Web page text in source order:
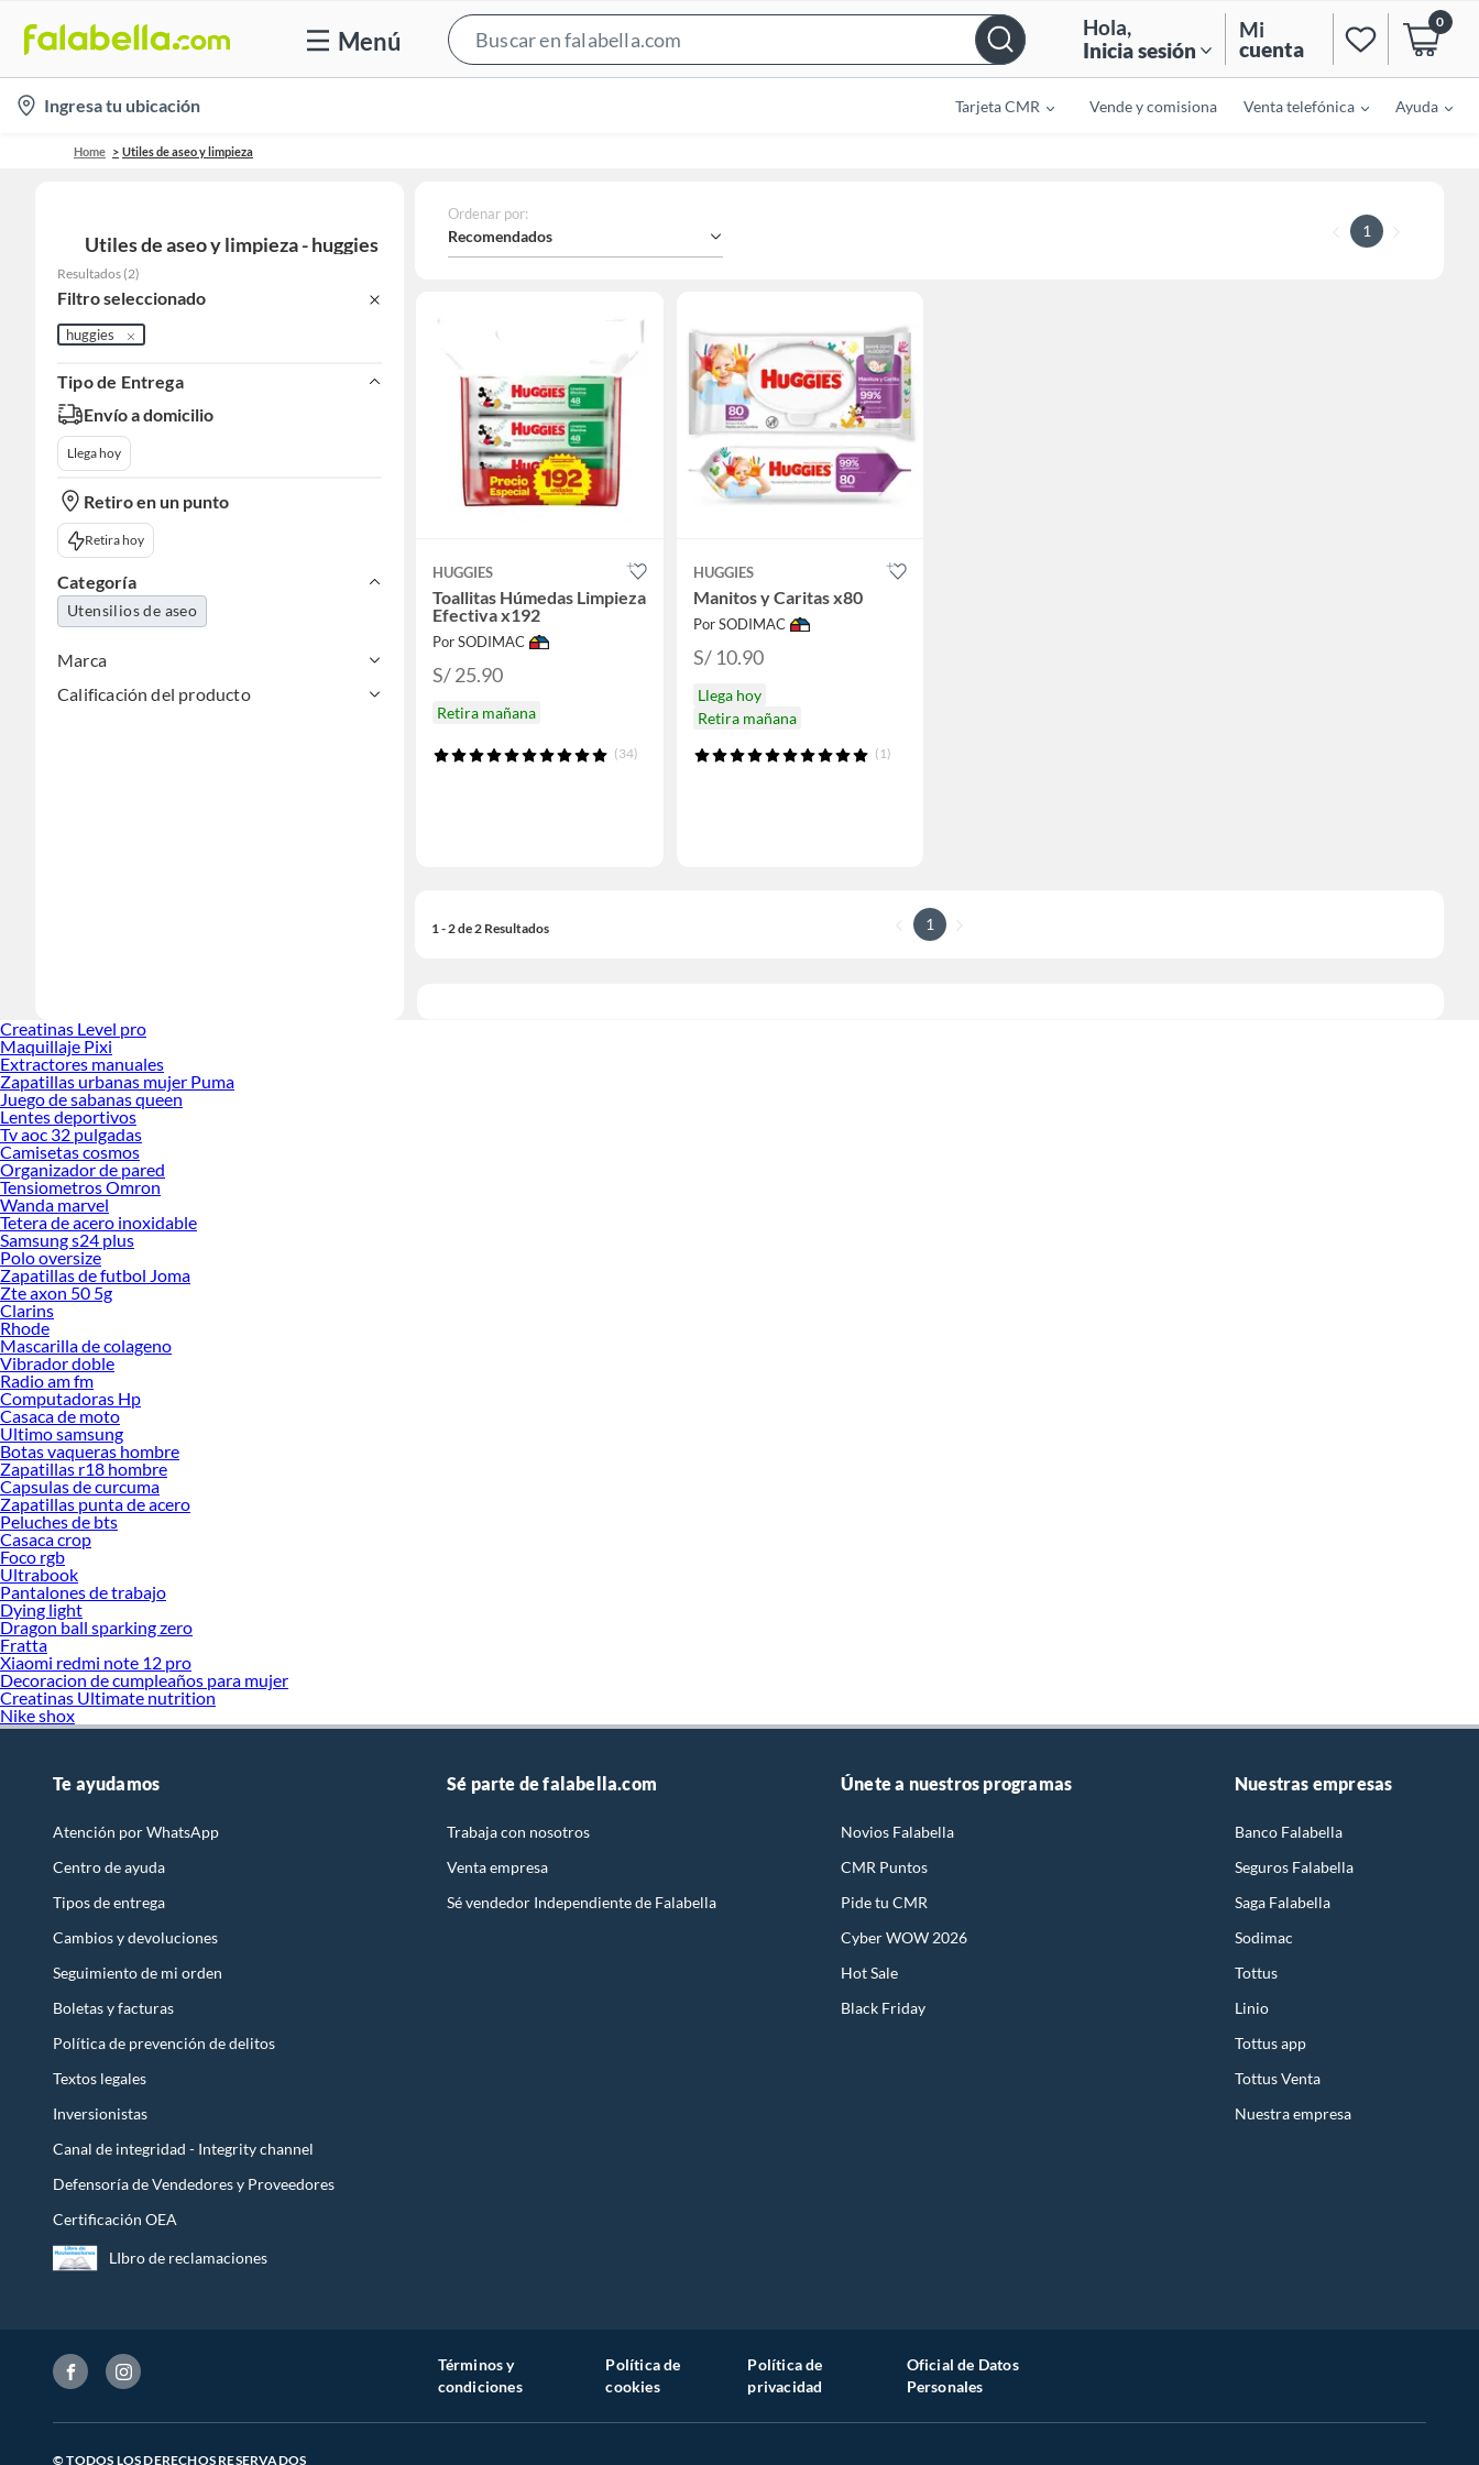
Menú
Bar
Hola,
Inicia sesión
Mi
cuenta
0
location-
icon
Ingresa tu ubicación Tarjeta CMR Vende y comisiona Venta telefónica Ayuda
Home Utiles de aseo y limpieza
Utiles de aseo y limpieza - huggies
Resultados (2)
Filtro seleccionado
huggies
Tipo de Entrega
Envío a domicilio
Llega hoy
Retiro en un punto
Retira hoy
Categoría
Utensilios de aseo
Marca
Calificación del producto
Ordenar por:
Recomendados 1
HUGGIES
Toallitas Húmedas Limpieza
Efectiva x192
Por SODIMAC
S/ 25.90
Retira mañana
(34)
HUGGIES
Manitos y Caritas x80
Por SODIMAC
S/ 10.90
Llega hoy
Retira mañana
(1)
1 - 2 de 2 Resultados 1
Creatinas Level pro
Maquillaje Pixi
Extractores manuales
Zapatillas urbanas mujer Puma
Juego de sabanas queen
Lentes deportivos
Tv aoc 32 pulgadas
Camisetas cosmos
Organizador de pared
Tensiometros Omron
Wanda marvel
Tetera de acero inoxidable
Samsung s24 plus
Polo oversize
Zapatillas de futbol Joma
Zte axon 50 5g
Clarins
Rhode
Mascarilla de colageno
Vibrador doble
Radio am fm
Computadoras Hp
Casaca de moto
Ultimo samsung
Botas vaqueras hombre
Zapatillas r18 hombre
Capsulas de curcuma
Zapatillas punta de acero
Peluches de bts
Casaca crop
Foco rgb
Ultrabook
Pantalones de trabajo
Dying light
Dragon ball sparking zero
Fratta
Xiaomi redmi note 12 pro
Decoracion de cumpleaños para mujer
Creatinas Ultimate nutrition
Nike shox
Te ayudamos
Atención por WhatsApp
Centro de ayuda
Tipos de entrega
Cambios y devoluciones
Seguimiento de mi orden
Boletas y facturas
Política de prevención de delitos
Textos legales
Inversionistas
Canal de integridad - Integrity channel
Defensoría de Vendedores y Proveedores
Certificación OEA
LIbro de reclamaciones
Sé parte de falabella.com
Trabaja con nosotros
Venta empresa
Sé vendedor Independiente de Falabella
Únete a nuestros programas
Novios Falabella
CMR Puntos
Pide tu CMR
Cyber WOW 2026
Hot Sale
Black Friday
Nuestras empresas
Banco Falabella
Seguros Falabella
Saga Falabella
Sodimac
Tottus
Linio
Tottus app
Tottus Venta
Nuestra empresa
Términos y
condiciones
Política de
cookies
Política de
privacidad
Oficial de Datos
Personales
© TODOS LOS DERECHOS RESERVADOS